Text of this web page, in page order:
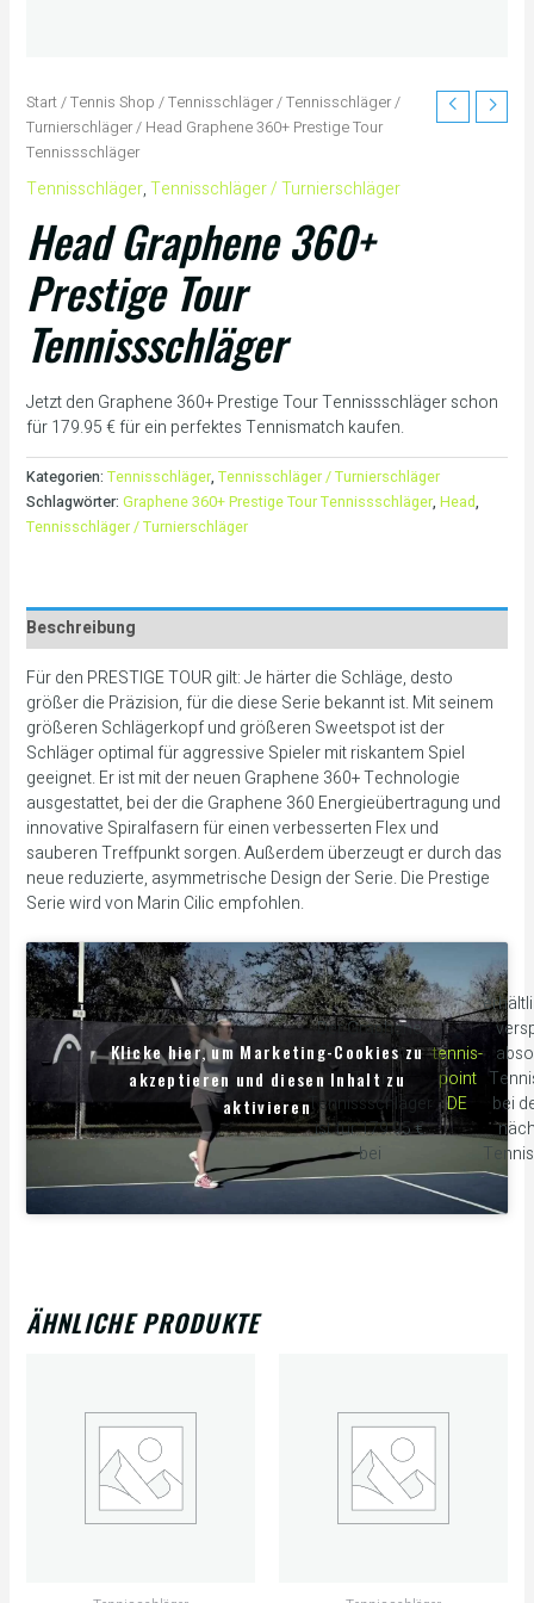
Start/Tennis Shop /Tennisschläger/Tennisschläger /
Turnierschläger/ Head Graphene 360+ Prestige Tour
Tennissschläger
Tennisschläger,Tennisschläger / Turnierschläger
Head Graphene 360+
Prestige Tour
Tennissschläger
Jetzt den Graphene 360+ Prestige Tour Tennissschläger schon
für 179.95 € für ein perfektes Tennismatch kaufen.
Kategorien: Tennisschläger, Tennisschläger / Turnierschläger
Schlagwörter: Graphene 360+ Prestige Tour Tennissschläger, Head,
Tennisschläger / Turnierschläger
Beschreibung
Für den PRESTIGE TOUR gilt: Je härter die Schläge, desto
größer die Präzision, für die diese Serie bekannt ist. Mit seinem
größeren Schlägerkopf und größeren Sweetspot ist der
Schläger optimal für aggressive Spieler mit riskantem Spiel
geeignet. Er ist mit der neuen Graphene 360+ Technologie
ausgestattet, bei der die Graphene 360 Energieübertragung und
innovative Spiralfasern für einen verbesserten Flex und
sauberen Treffpunkt sorgen. Außerdem überzeugt er durch das
neue reduzierte, asymmetrische Design der Serie. Die Prestige
Serie wird von Marin Cilic empfohlen.
Der Graphene
360+ Prestige
Tour
Tennissschläger
ist für 179.95 €
bei
tennis-
point
DE
bei
Klicke hier, um Marketing-Cookies zu
akzeptieren und diesen Inhalt zu
aktivieren
ÄHNLICHE PRODUKTE